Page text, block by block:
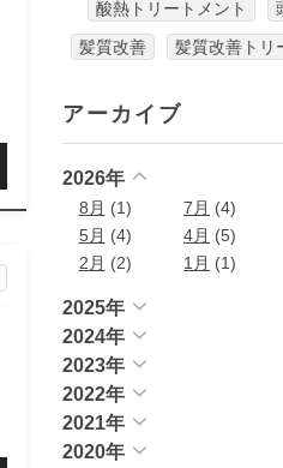
酸熱トリートメント
髪質改善
髪質改善トリ
アーカイブ
2026年
8月 (1) 7月 (4)
5月 (4) 4月 (5)
2月 (2) 1月 (1)
2025年
2024年
2023年
2022年
2021年
2020年